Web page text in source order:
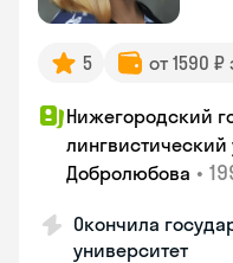
5 от 1590
Нижегородский
лингвистический
Добролюбова •
Окончила
университет